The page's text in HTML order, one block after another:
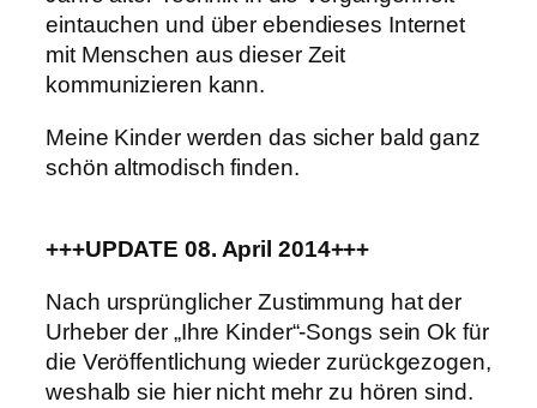
eintauchen und über ebendieses Internet
mit Menschen aus dieser Zeit
kommunizieren kann.
Meine Kinder werden das sicher bald ganz
schön altmodisch finden.
+++UPDATE 08. April 2014+++
Nach ursprünglicher Zustimmung hat der
Urheber der „Ihre Kinder“-Songs sein Ok für
die Veröffentlichung wieder zurückgezogen,
weshalb sie hier nicht mehr zu hören sind.